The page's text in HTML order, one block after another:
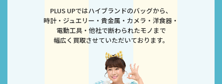
PLUS UPではハイブランドのバッグから、
時計・ジュエリー・貴金属・カメラ・洋食器・
電動工具・他社で断わられたモノまで
幅広く買取させていただいております。